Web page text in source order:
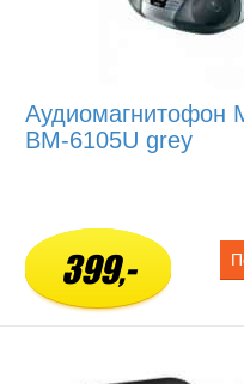
Аудиомагнитофон
BM-6105U grey
399,-